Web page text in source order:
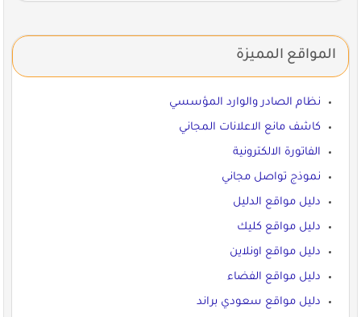
المواقع المميزة
نظام الصادر والوارد المؤسسي
كاشف مانع الاعلانات المجاني
الفاتورة الالكترونية
نموذج تواصل مجاني
دليل مواقع الدليل
دليل مواقع كليك
دليل مواقع اونلاين
دليل مواقع الفضاء
دليل مواقع سعودي براند